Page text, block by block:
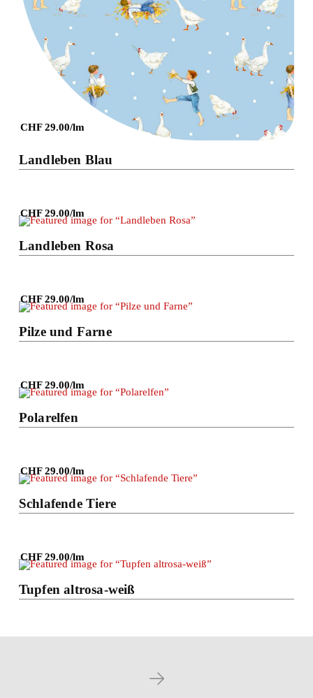
CHF 29.00/lm
Details
Landleben Blau
CHF 29.00/lm
Details
Landleben Rosa
CHF 29.00/lm
Details
Pilze und Farne
CHF 29.00/lm
Details
Polarelfen
CHF 29.00/lm
Details
Schlafende Tiere
CHF 29.00/lm
Details
Tupfen altrosa-weiß
Next